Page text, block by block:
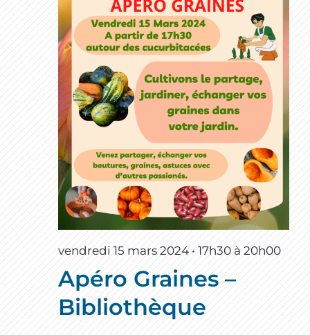
vendredi 15 mars 2024 • 17h30 à 20h00
Apéro Graines –
Bibliothèque